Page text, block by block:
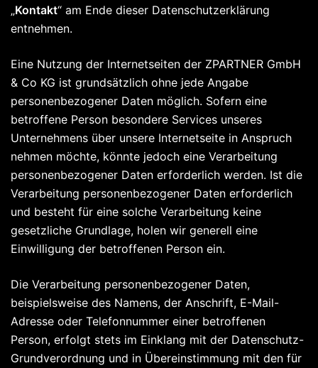
„Kontakt“ am Ende dieser Datenschutzerklärung
entnehmen.
Eine Nutzung der Internetseiten der ZPARTNER GmbH
& Co KG ist grundsätzlich ohne jede Angabe
personenbezogener Daten möglich. Sofern eine
betroffene Person besondere Services unseres
Unternehmens über unsere Internetseite in Anspruch
nehmen möchte, könnte jedoch eine Verarbeitung
personenbezogener Daten erforderlich werden. Ist die
Verarbeitung personenbezogener Daten erforderlich
und besteht für eine solche Verarbeitung keine
gesetzliche Grundlage, holen wir generell eine
Einwilligung der betroffenen Person ein.
Die Verarbeitung personenbezogener Daten,
beispielsweise des Namens, der Anschrift, E-Mail-
Adresse oder Telefonnummer einer betroffenen
Person, erfolgt stets im Einklang mit der Datenschutz-
Grundverordnung und in Übereinstimmung mit den für